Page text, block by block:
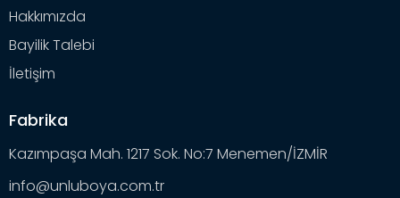
Hakkımızda
Bayilik Talebi
İletişim
Fabrika
Kazımpaşa Mah. 1217 Sok. No:7 Menemen/İZMİR
info@unluboya.com.tr